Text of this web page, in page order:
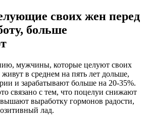
своих жен перед
больше
мужчины, которые целуют своих
в среднем на пять лет дольше,
и зарабатывают больше на 20-35%.
связано с тем, что поцелуи снижают
выработку гормонов радости,
лад.